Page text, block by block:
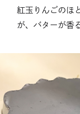
紅⽟りんごのほ
が、バターが香